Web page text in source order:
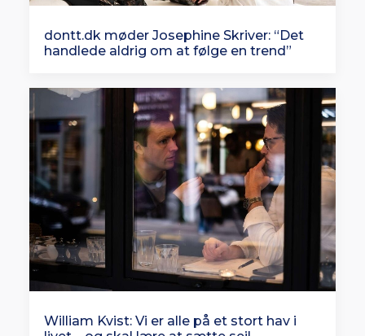
dontt.dk møder Josephine Skriver: “Det
handlede aldrig om at følge en trend”
William Kvist: Vi er alle på et stort hav i